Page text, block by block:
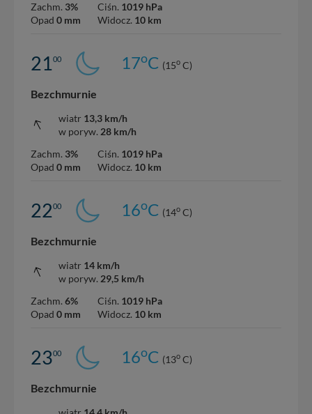
Zachm. 3%
Opad 0 mm
Ciśn. 1019 hPa
Widocz. 10 km
2100 17oC (15o C)
Bezchmurnie
wiatr 13,3 km/h
w poryw. 28 km/h
Zachm. 3%
Opad 0 mm
Ciśn. 1019 hPa
Widocz. 10 km
2200 16oC (14o C)
Bezchmurnie
wiatr 14 km/h
w poryw. 29,5 km/h
Zachm. 6%
Opad 0 mm
Ciśn. 1019 hPa
Widocz. 10 km
2300 16oC (13o C)
Bezchmurnie